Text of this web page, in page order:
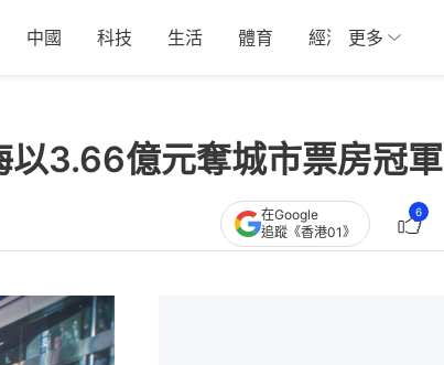
中國 科技 生活 體育 經濟 01深圳
更多
3.66億元奪城市票房冠軍
在Google
追蹤《香港01》
6